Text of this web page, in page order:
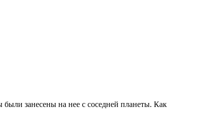
занесены на нее с соседней планеты. Как